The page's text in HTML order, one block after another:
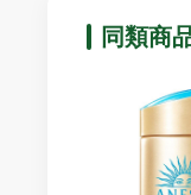
同類商